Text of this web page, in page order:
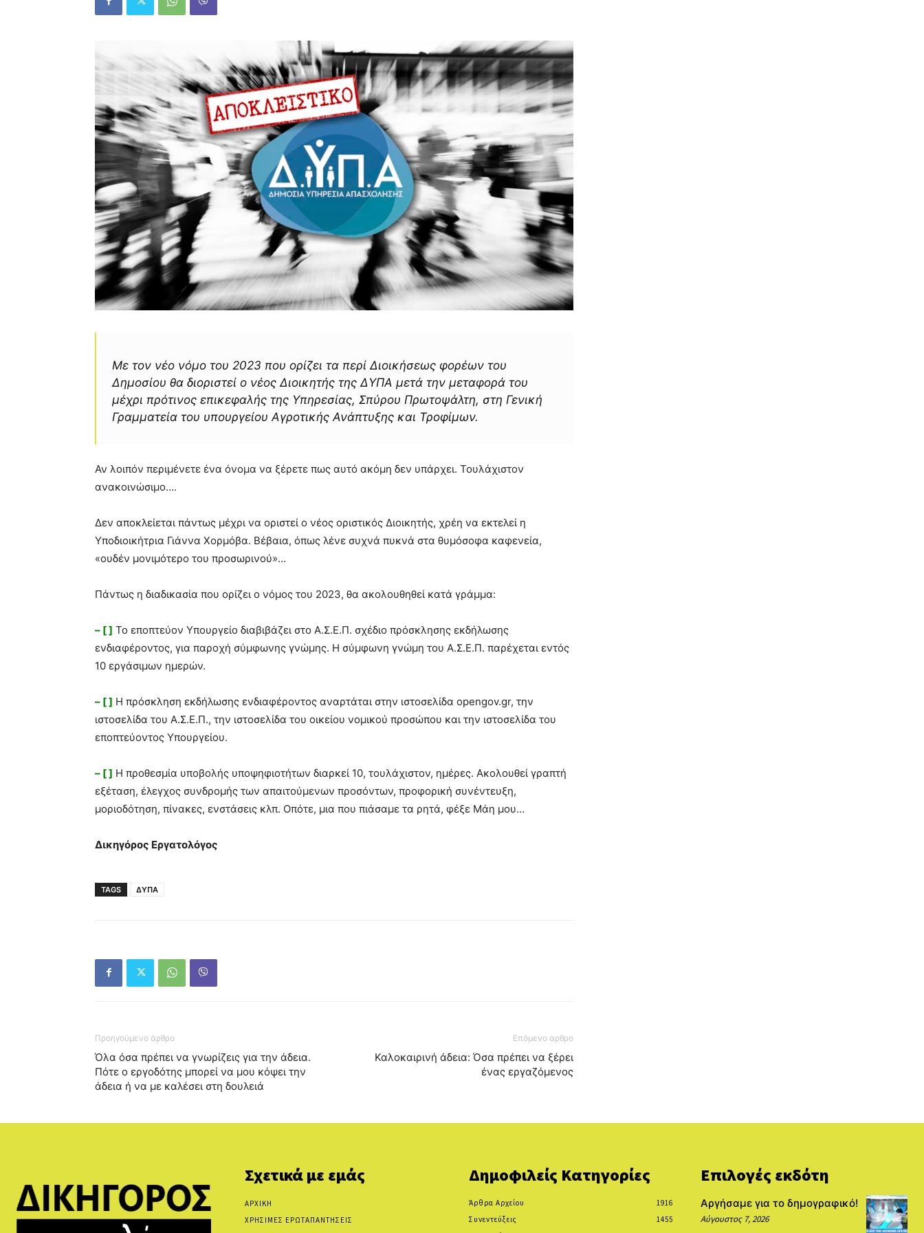
Με τον νέο νόμο του 2023 που ορίζει τα περί Διοικήσεως φορέων του
Δημοσίου θα διοριστεί ο νέος Διοικητής της ΔΥΠΑ μετά την μεταφορά του
μέχρι πρότινος επικεφαλής της Υπηρεσίας, Σπύρου Πρωτοψάλτη, στη Γενική
Γραμματεία του υπουργείου Αγροτικής Ανάπτυξης και Τροφίμων.
Αν λοιπόν περιμένετε ένα όνομα να ξέρετε πως αυτό ακόμη δεν υπάρχει. Τουλάχιστον
ανακοινώσιμο….
Δεν αποκλείεται πάντως μέχρι να οριστεί ο νέος οριστικός Διοικητής, χρέη να εκτελεί η
Υποδιοικήτρια Γιάννα Χορμόβα. Βέβαια, όπως λένε συχνά πυκνά στα θυμόσοφα καφενεία,
«ουδέν μονιμότερο του προσωρινού»…
Πάντως η διαδικασία που ορίζει ο νόμος του 2023, θα ακολουθηθεί κατά γράμμα:
– [ ] Το εποπτεύον Υπουργείο διαβιβάζει στο Α.Σ.Ε.Π. σχέδιο πρόσκλησης εκδήλωσης
ενδιαφέροντος, για παροχή σύμφωνης γνώμης. Η σύμφωνη γνώμη του Α.Σ.Ε.Π. παρέχεται εντός
10 εργάσιμων ημερών.
– [ ] Η πρόσκληση εκδήλωσης ενδιαφέροντος αναρτάται στην ιστοσελίδα opengov.gr, την
ιστοσελίδα του Α.Σ.Ε.Π., την ιστοσελίδα του οικείου νομικού προσώπου και την ιστοσελίδα του
εποπτεύοντος Υπουργείου.
– [ ] Η προθεσμία υποβολής υποψηφιοτήτων διαρκεί 10, τουλάχιστον, ημέρες. Ακολουθεί γραπτή
εξέταση, έλεγχος συνδρομής των απαιτούμενων προσόντων, προφορική συνέντευξη,
μοριοδότηση, πίνακες, ενστάσεις κλπ. Οπότε, μια που πιάσαμε τα ρητά, φέξε Μάη μου…
Δικηγόρος Εργατολόγος
TAGS ΔΥΠΑ
Προηγούμενο άρθρο
Όλα όσα πρέπει να γνωρίζεις για την άδεια.
Πότε ο εργοδότης μπορεί να μου κόψει την
άδεια ή να με καλέσει στη δουλειά
Επόμενο άρθρο
Καλοκαιρινή άδεια: Όσα πρέπει να ξέρει
ένας εργαζόμενος
Σχετικά με εμάς
ΑΡΧΙΚΗ
ΧΡΗΣΙΜΕΣ ΕΡΩΤΑΠΑΝΤΗΣΕΙΣ
Δημοφιλείς Κατηγορίες
Άρθρα Αρχείου
1916
Συνεντεύξεις
1455
Επιλογές εκδότη
Αργήσαμε για το δημογραφικό!
Αύγουστος 7, 2026